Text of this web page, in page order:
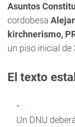
Asuntos
cordobesa
kirchnerismo,
un piso inicial de
El texto
Un DNU